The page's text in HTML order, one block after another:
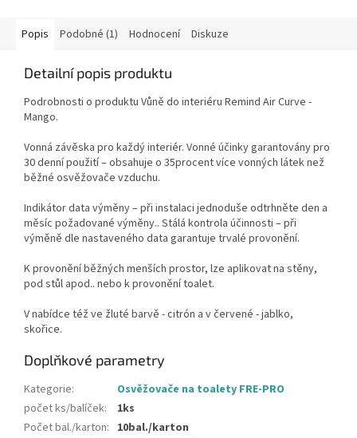
Popis Podobné (1) Hodnocení Diskuze
Detailní popis produktu
Podrobnosti o produktu Vůně do interiéru Remind Air Curve -
Mango.
Vonná závěska pro každý interiér. Vonné účinky garantovány pro
30 denní použití – obsahuje o 35procent více vonných látek než
běžné osvěžovače vzduchu.
Indikátor data výměny – při instalaci jednoduše odtrhněte den a
měsíc požadované výměny.. Stálá kontrola účinnosti – při
výměně dle nastaveného data garantuje trvalé provonění.
K provonění běžných menších prostor, lze aplikovat na stěny,
pod stůl apod.. nebo k provonění toalet.
V nabídce též ve žluté barvě - citrón a v červené - jablko,
skořice.
Doplňkové parametry
Kategorie:
Osvěžovače na toalety FRE-PRO
počet ks/balíček:
1ks
Počet bal./karton: 10bal./karton